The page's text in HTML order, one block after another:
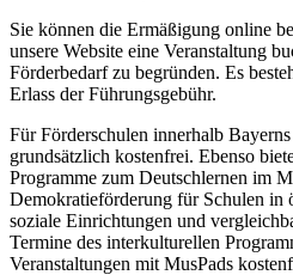
Sie können die Ermäßigung online
unsere Website eine Veranstaltung
Förderbedarf zu begründen. Es
Erlass der Führungsgebühr.
Für Förderschulen innerhalb
grundsätzlich kostenfrei. Ebenso
Programme zum Deutschlernen im
Demokratieförderung für Schulen in
soziale Einrichtungen und
Termine des interkulturellen
Veranstaltungen mit MusPads